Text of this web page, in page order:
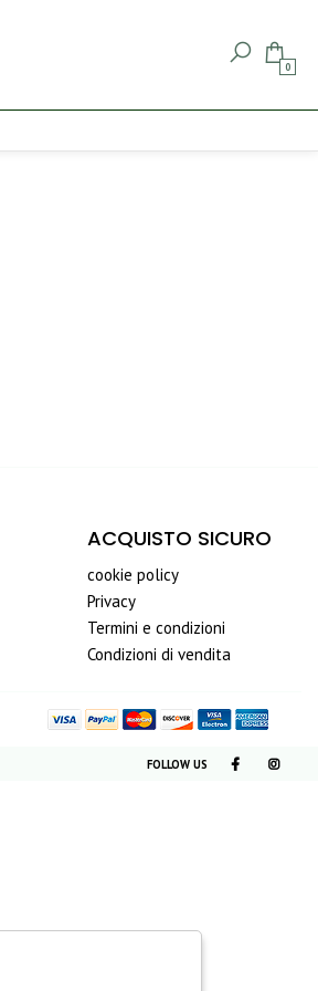
0
ACQUISTO SICURO
cookie policy
Privacy
Termini e condizioni
Condizioni di vendita
FOLLOW US